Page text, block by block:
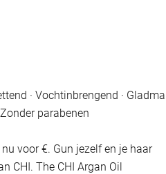
· Vochtinbrengend ·
parabenen
voor €. Gun jezelf en je haar
CHI. The CHI Argan Oil